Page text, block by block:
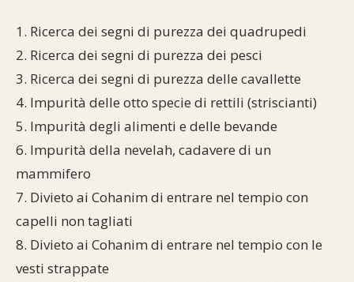
Personaggi celebri
Sbirciamo Eretz Israel
Tanach
La Legge Orale
Il Talmud in italiano
Opere di Maimonide
Parliamone
Netiquette
Scambio di link
Dal nostro archivio
1. Ricerca dei segni di purezza dei quadrupedi
2. Ricerca dei segni di purezza dei pesci
3. Ricerca dei segni di purezza delle cavallette
4. Impurità delle otto specie di rettili (striscianti)
5. Impurità degli alimenti e delle bevande
6. Impurità della nevelah, cadavere di un
mammifero
7. Divieto ai Cohanim di entrare nel tempio con
capelli non tagliati
8. Divieto ai Cohanim di entrare nel tempio con le
vesti strappate